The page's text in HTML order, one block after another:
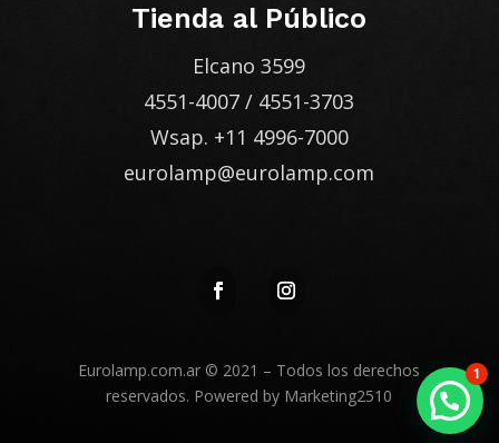
Tienda al Público
Elcano 3599
4551-4007 / 4551-3703
Wsap. +11 4996-7000
eurolamp@eurolamp.com
Eurolamp.com.ar © 2021 – Todos los derechos
reservados. Powered by Marketing2510
1